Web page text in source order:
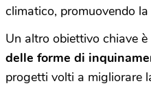
climatico, promuovendo
Un altro obiettivo chiave
delle forme di
progetti volti a migliorare